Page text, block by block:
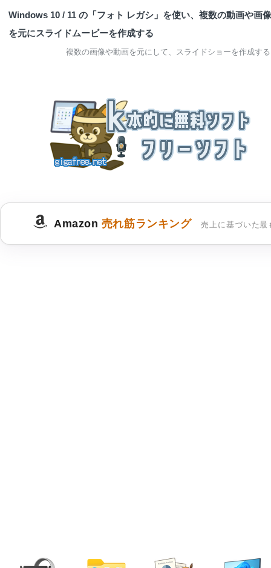
Windows 10 / 11 の「フォト レガシ」を使い、複数の動画や画像
を元にスライドムービーを作成する
複数の画像や動画を元にして、スライドショーを作成する
Amazon 売れ筋ランキング 売上に基づいた最